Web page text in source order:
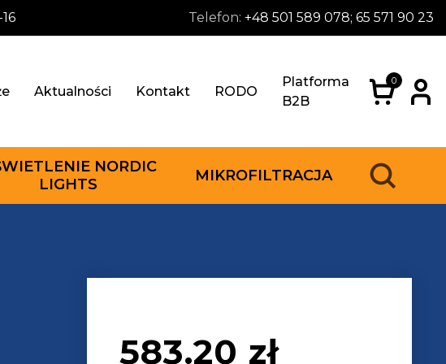
Telefon: +48 501 589 078; 65 571 90 23
Aktualności Kontakt RODO
Platforma
B2B
0
NORDIC
LIGHTS
MIKROFILTRACJA
583.20 zł